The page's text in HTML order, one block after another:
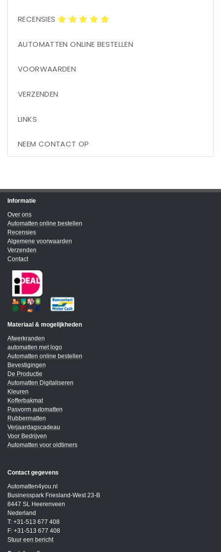
RECENSIES
AUTOMATTEN ONLINE BESTELLEN
VOORWAARDEN
VERZENDEN
LINKS
NEEM CONTACT OP
Informatie
Over ons
Automatten online bestellen
Recensies
Algemene voorwaarden
Verzenden
Contact
Materiaal & mogelijkheden
Afwerkranden
automatten met logo
Automatten online bestellen
Bevestigingen
De Productie
Automatten Digitaliseren
Kleuren
Kofferbakmat
Pasvorm automatten
Rubbermatten
Verjaardagscadeau
Voor Bedrijven
Automatten voor oldtimers
Contact gegevens
Automatten4you.nl
Businesspark Friesland-West 23-B
8447 SL Heerenveen
Nederland
T: +31-513 677 408
F: +31-513 677 408
Stuur een bericht